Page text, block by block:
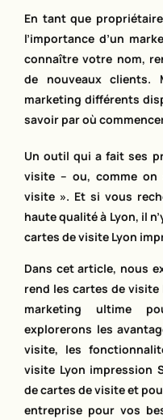
En tant que
l’importance d’un
connaître votre nom,
de nouveaux clients.
marketing différents
savoir par où
Un outil qui a fait ses
visite – ou, comme on
visite ». Et si vous
haute qualité à Lyon, il
cartes de visite Lyon
Dans cet article, nous
rend les cartes de visite
marketing ultime
explorerons les
visite, les
visite Lyon impression
de cartes de visite et
entreprise pour vos